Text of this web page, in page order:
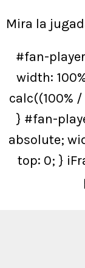
Mira la
#fan-
width:
calc((100%
} #fan-
absolute;
top: 0; }